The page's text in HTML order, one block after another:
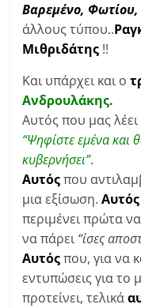
Βαρεμένο,
άλλους τύπου..
Μιθριδάτης !!
Και υπάρχει και ο
Ανδρουλάκης.
Αυτός που μας
“Ψηφίστε εμένα και
κυβερνήσει”.
Αυτός που
μια εξίσωση.Αυτός
περιμένει πρώτα
να πάρει “ίσες
Αυτός που, για να
εντυπώσεις για
προτείνει, τελικά